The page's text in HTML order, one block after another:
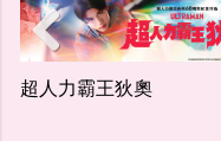
奶龍之奇妙冒險
Previous